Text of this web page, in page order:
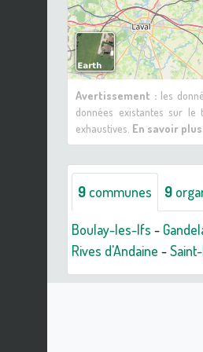
Avertissement : les
données existantes sur
exhaustives. En savoir
9 communes 9
Boulay-les-Ifs -
Rives d'Andaine -